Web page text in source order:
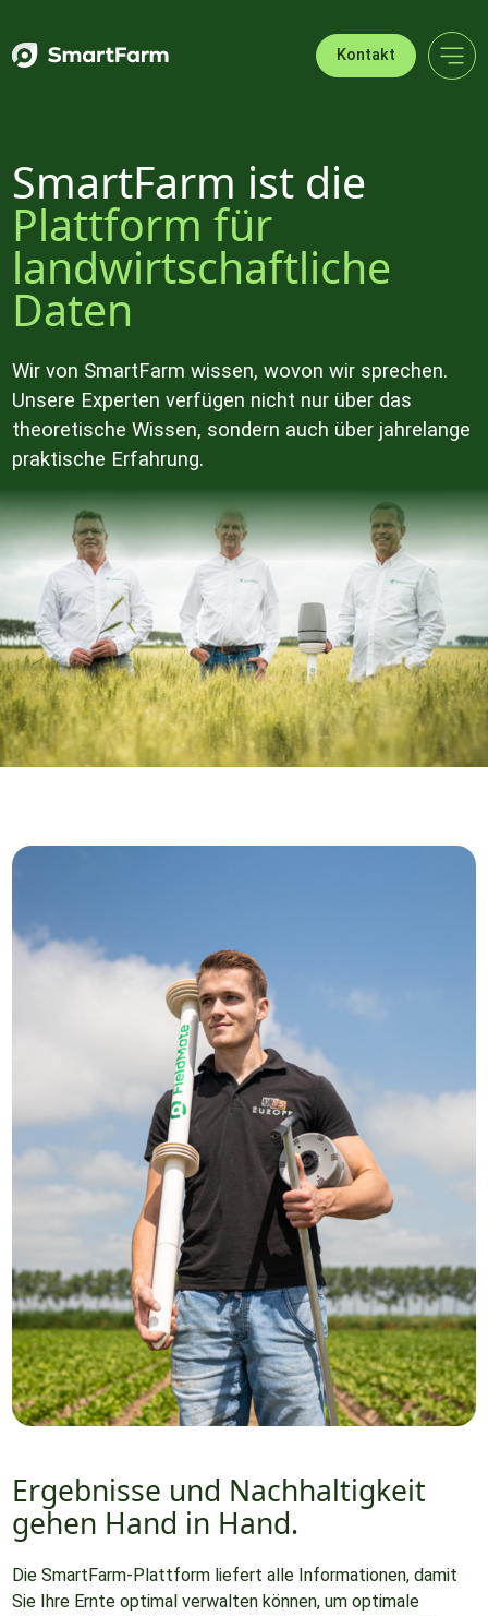
Kontakt
SmartFarm ist die
Plattform für
landwirtschaftliche
Daten
Wir von SmartFarm wissen, wovon wir sprechen.
Unsere Experten verfügen nicht nur über das
theoretische Wissen, sondern auch über jahrelange
praktische Erfahrung.
Ergebnisse und Nachhaltigkeit
gehen Hand in Hand.
Die SmartFarm-Plattform liefert alle Informationen, damit
Sie Ihre Ernte optimal verwalten können, um optimale